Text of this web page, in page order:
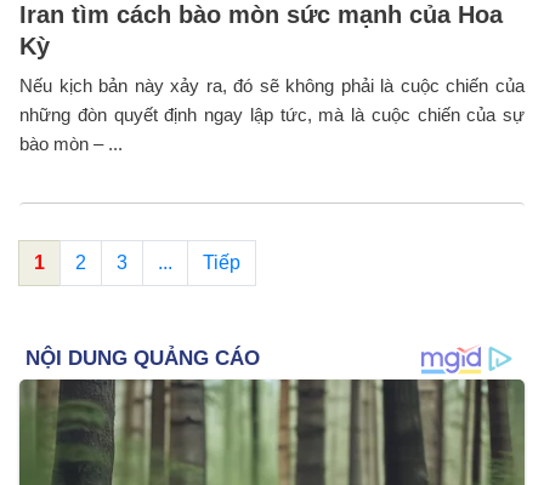
Iran tìm cách bào mòn sức mạnh của Hoa
Kỳ
Nếu kịch bản này xảy ra, đó sẽ không phải là cuộc chiến của
những đòn quyết định ngay lập tức, mà là cuộc chiến của sự
bào mòn – ...
1 2 3 ... Tiếp